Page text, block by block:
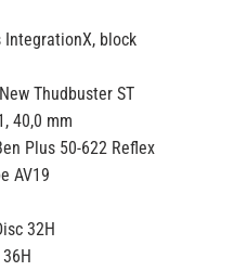
IntegrationX, block
Thudbuster ST
40,0 mm
Plus 50-622 Reflex
AV19
32H